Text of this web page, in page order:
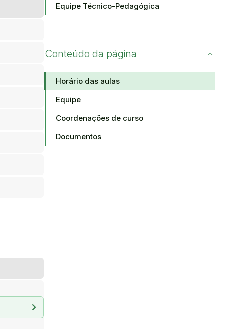
Equipe Técnico-Pedagógica
Conteúdo da página
Horário das aulas
Equipe
Coordenações de curso
Documentos